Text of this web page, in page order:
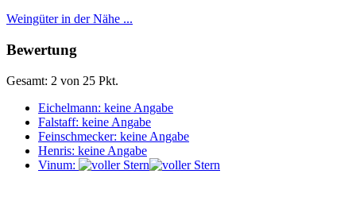
Weingüter in der Nähe ...
Bewertung
Gesamt: 2 von 25 Pkt.
Eichelmann: keine Angabe
Falstaff: keine Angabe
Feinschmecker: keine Angabe
Henris: keine Angabe
Vinum: